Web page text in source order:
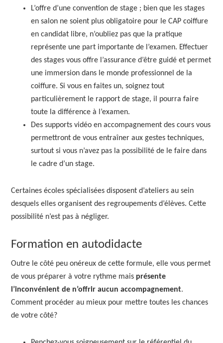
L’offre d’une convention de stage ; bien que les stages
en salon ne soient plus obligatoire pour le CAP coiffure
en candidat libre, n’oubliez pas que la pratique
représente une part importante de l’examen. Effectuer
des stages vous offre l’assurance d’être guidé et permet
une immersion dans le monde professionnel de la
coiffure. Si vous en faites un, soignez tout
particulièrement le rapport de stage, il pourra faire
toute la différence à l’examen.
Des supports vidéo en accompagnement des cours vous
permettront de vous entraîner aux gestes techniques,
surtout si vous n’avez pas la possibilité de le faire dans
le cadre d’un stage.
Certaines écoles spécialisées disposent d’ateliers au sein
desquels elles organisent des regroupements d’élèves. Cette
possibilité n’est pas à négliger.
Formation en autodidacte
Outre le côté peu onéreux de cette formule, elle vous permet
de vous préparer à votre rythme mais présente
l’inconvénient de n’offrir aucun accompagnement.
Comment procéder au mieux pour mettre toutes les chances
de votre côté?